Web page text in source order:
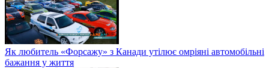
Як любитель «Форсажу» з Канади утілює омріяні автомобільні
бажання у життя